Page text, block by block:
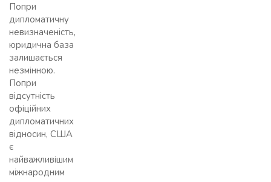
Попри
дипломатичну
невизначеність,
юридична база
залишається
незмінною.
Попри
відсутність
офіційних
дипломатичних
відносин, США
є
найважливішим
міжнародним